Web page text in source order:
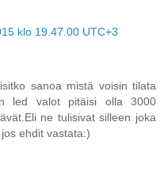
klo 19.47.00 UTC+3
sanoa mistä voisin tilata
led valot pitäisi olla 3000
ne tulisivat silleen joka
ehdit vastata:)